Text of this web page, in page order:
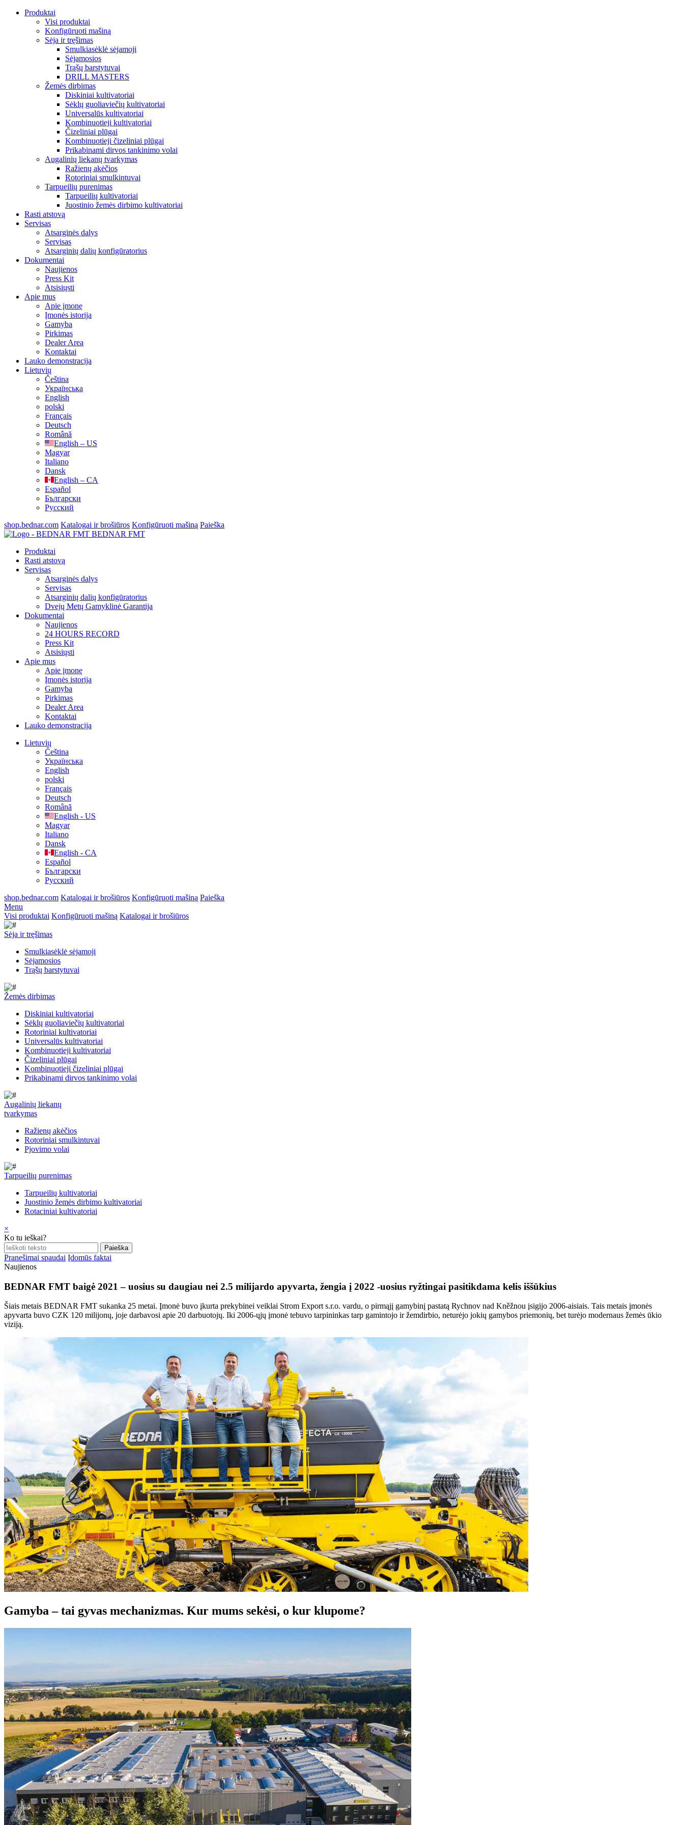
Produktai
Visi produktai
Konfigūruoti mašiną
Sėja ir tręšimas
Smulkiasėklė sėjamoji
Sėjamosios
Trąšų barstytuvai
DRILL MASTERS
Žemės dirbimas
Diskiniai kultivatoriai
Sėklų guoliaviečių kultivatoriai
Universalūs kultivatoriai
Kombinuotieji kultivatoriai
Čizeliniai plūgai
Kombinuotieji čizeliniai plūgai
Prikabinami dirvos tankinimo volai
Augalinių liekanų tvarkymas
Ražienų akėčios
Rotoriniai smulkintuvai
Tarpueilių purenimas
Tarpueilių kultivatoriai
Juostinio žemės dirbimo kultivatoriai
Rasti atstovą
Servisas
Atsarginės dalys
Servisas
Atsarginių dalių konfigūratorius
Dokumentai
Naujienos
Press Kit
Atsisiųsti
Apie mus
Apie įmonę
Įmonės istorija
Gamyba
Pirkimas
Dealer Area
Kontaktai
Lauko demonstracija
Lietuvių
Čeština
Українська
English
polski
Français
Deutsch
Română
English – US
Magyar
Italiano
Dansk
English – CA
Español
Български
Русский
shop.bednar.com Katalogai ir brošiūros Konfigūruoti mašiną Paieška
BEDNAR FMT
Produktai
Rasti atstovą
Servisas
Atsarginės dalys
Servisas
Atsarginių dalių konfigūratorius
Dvejų Metų Gamyklinė Garantija
Dokumentai
Naujienos
24 HOURS RECORD
Press Kit
Atsisiųsti
Apie mus
Apie įmonę
Įmonės istorija
Gamyba
Pirkimas
Dealer Area
Kontaktai
Lauko demonstracija
Lietuvių
Čeština
Українська
English
polski
Français
Deutsch
Română
English - US
Magyar
Italiano
Dansk
English - CA
Español
Български
Русский
shop.bednar.com Katalogai ir brošiūros Konfigūruoti mašiną Paieška
Menu
Visi produktai Konfigūruoti mašiną Katalogai ir brošiūros
Sėja ir tręšimas
Smulkiasėklė sėjamoji
Sėjamosios
Trąšų barstytuvai
Žemės dirbimas
Diskiniai kultivatoriai
Sėklų guoliaviečių kultivatoriai
Rotoriniai kultivatoriai
Universalūs kultivatoriai
Kombinuotieji kultivatoriai
Čizeliniai plūgai
Kombinuotieji čizeliniai plūgai
Prikabinami dirvos tankinimo volai
Augalinių liekanų
tvarkymas
Ražienų akėčios
Rotoriniai smulkintuvai
Pjovimo volai
Tarpueilių purenimas
Tarpueilių kultivatoriai
Juostinio žemės dirbimo kultivatoriai
Rotaciniai kultivatoriai
×
Ko tu ieškai?
Pranešimai spaudai Įdomūs faktai
Naujienos
BEDNAR FMT baigė 2021 – uosius su daugiau nei 2.5 milijardo apyvarta, žengia į 2022 -uosius ryžtingai pasitikdama kelis iššūkius
Šiais metais BEDNAR FMT sukanka 25 metai. Įmonė buvo įkurta prekybinei veiklai Strom Export s.r.o. vardu, o pirmąjį gamybinį pastatą Rychnov nad Kněžnou įsigijo 2006-aisiais. Tais metais įmonės
apyvarta buvo CZK 120 milijonų, joje darbavosi apie 20 darbuotojų. Iki 2006-ųjų įmonė tebuvo tarpininkas tarp gamintojo ir žemdirbio, neturėjo jokių gamybos priemonių, bet turėjo modernaus žemės ūkio
viziją.
Gamyba – tai gyvas mechanizmas. Kur mums sekėsi, o kur klupome?